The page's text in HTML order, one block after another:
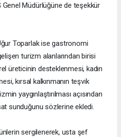
Genel Müdürlüğüne de teşekkür
Toparlak ise gastronomi
turizm alanlarından birisi
üreticinin desteklenmesi, kadın
kırsal kalkınmanın teşvik
yaygınlaştırılması açısından
sunduğunu sözlerine ekledi.
sergilenerek, usta şef